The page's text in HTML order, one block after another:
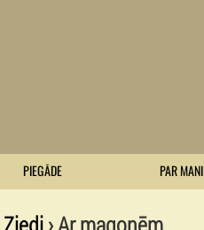
PIEGĀDE PAR MANI